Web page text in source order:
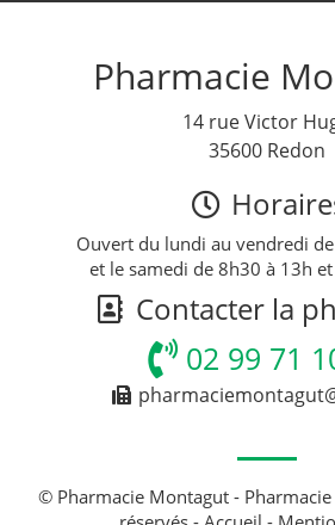
Pharmacie
14 rue Victor
35600 Redon
Ouvert du lundi au vendredi
et le samedi de 8h30 à 13h
Contacter la
02 99 71
© Pharmacie Montagut -